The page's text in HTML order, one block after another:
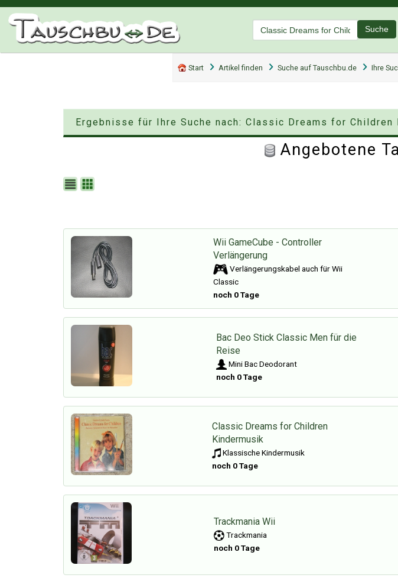
Suche
Start Artikel finden Suche auf Tauschbu.de Ihre
Ergebnisse für Ihre Suche nach: Classic Dreams for Children
Angebotene
Wii GameCube - Controller
Verlängerung
Verlängerungskabel auch für Wii
Classic
noch 0 Tage
Bac Deo Stick Classic Men für die
Reise
Mini Bac Deodorant
noch 0 Tage
Classic Dreams for Children
Kindermusik
Klassische Kindermusik
noch 0 Tage
Trackmania Wii
Trackmania
noch 0 Tage